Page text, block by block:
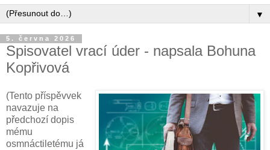
▼
5. června 2026
Spisovatel vrací úder - napsala Bohuna
Kopřivová
(Tento příspěvvek
navazuje na
předchozí dopis
mému
osmnáctiletému já